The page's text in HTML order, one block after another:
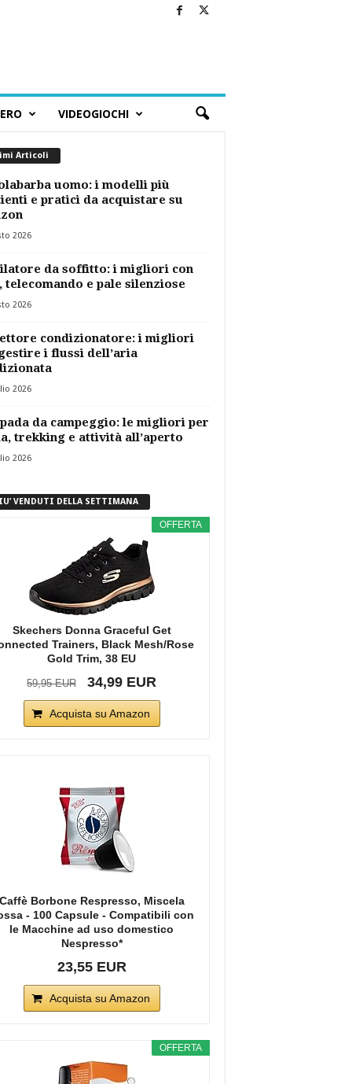
VIDEOGIOCHI
Articoli
uomo: i modelli più
e pratici da acquistare su
2026
da soffitto: i migliori con
telecomando e pale silenziose
2026
condizionatore: i migliori
i flussi dell’aria
2026
da campeggio: le migliori per
trekking e attività all’aperto
2026
VENDUTI DELLA SETTIMANA
OFFERTA
Skechers Donna Graceful Get
Trainers, Black Mesh/Rose
Gold Trim, 38 EU
59,95 EUR 34,99 EUR
Acquista su Amazon
Borbone Respresso, Miscela
- 100 Capsule - Compatibili con
le Macchine ad uso domestico
Nespresso*
23,55 EUR
Acquista su Amazon
OFFERTA